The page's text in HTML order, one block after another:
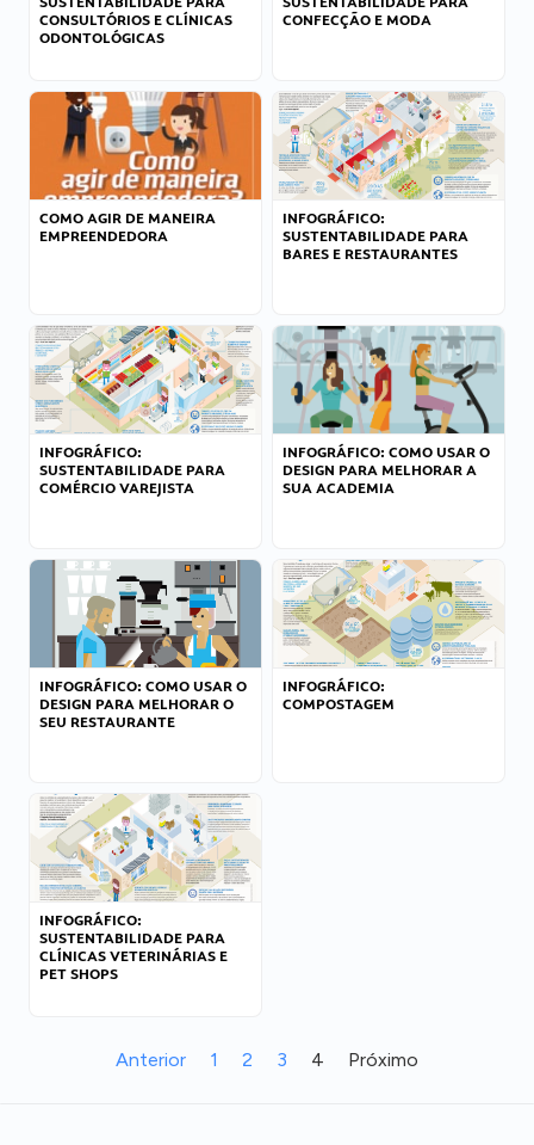
CONSULTÓRIOS E CLÍNICAS
ODONTOLÓGICAS
CONFECÇÃO E MODA
COMO AGIR DE MANEIRA
EMPREENDEDORA
INFOGRÁFICO:
SUSTENTABILIDADE PARA
BARES E RESTAURANTES
INFOGRÁFICO:
SUSTENTABILIDADE PARA
COMÉRCIO VAREJISTA
INFOGRÁFICO: COMO USAR O
DESIGN PARA MELHORAR A
SUA ACADEMIA
INFOGRÁFICO: COMO USAR O
DESIGN PARA MELHORAR O
SEU RESTAURANTE
INFOGRÁFICO:
COMPOSTAGEM
INFOGRÁFICO:
SUSTENTABILIDADE PARA
CLÍNICAS VETERINÁRIAS E
PET SHOPS
Anterior 1 2 3 4 Próximo